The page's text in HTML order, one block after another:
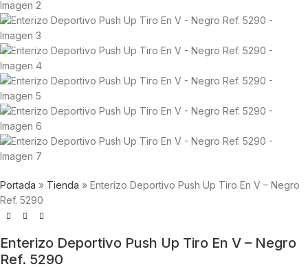
Portada » Tienda » Enterizo Deportivo Push Up Tiro En V – Negro
Ref. 5290
Enterizo Deportivo Push Up Tiro En V – Negro
Ref. 5290